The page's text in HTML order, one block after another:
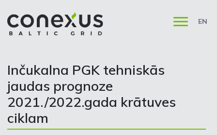
EN
Inčukalna PGK tehniskās
jaudas prognoze
2021./2022.gada krātuves
ciklam